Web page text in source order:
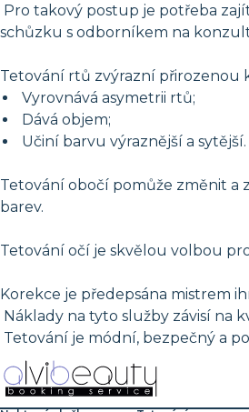
Pro takový postup je potřeba
schůzku s odborníkem na
Tetování rtů zvýrazní přirozenou
Vyrovnává asymetrii rtů;
Dává objem;
Učiní barvu výraznější a sytější.
Tetování obočí pomůže změnit a
barev.
Tetování očí je skvělou volbou
Korekce je předepsána mistrem
Náklady na tyto služby závisí na
Tetování je módní, bezpečný a